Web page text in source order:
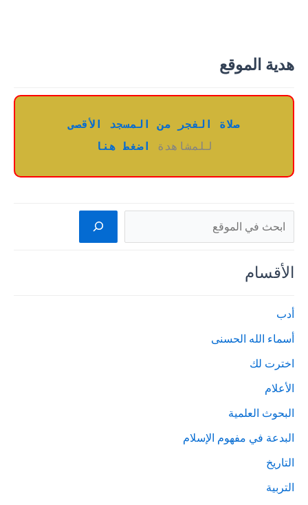
هدية الموقع
صلاة الفجر من المسجد الأقصى
للمشاهدة
اضغط هنا
البحث
الأقسام
أدب
أسماء الله الحسنى
اخترت لك
الأعلام
البحوث العلمية
البدعة في مفهوم الإسلام
التاريخ
التربية